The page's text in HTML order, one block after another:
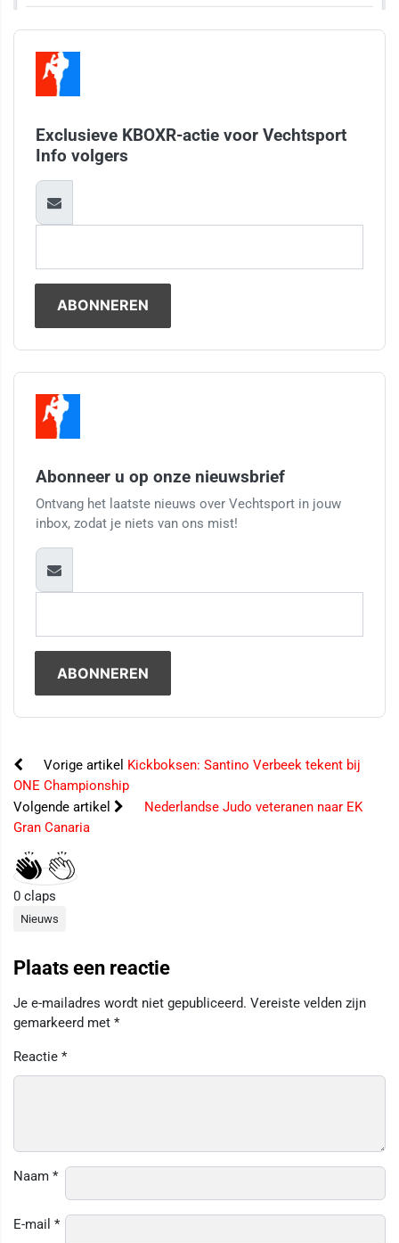
Exclusieve KBOXR-actie voor Vechtsport
Info volgers
Abonneer u op onze nieuwsbrief
Ontvang het laatste nieuws over Vechtsport in jouw
inbox, zodat je niets van ons mist!
Vorige artikel Kickboksen: Santino Verbeek tekent bij
ONE Championship
Volgende artikel
Nederlandse Judo veteranen naar EK
Gran Canaria
0 claps
Nieuws
Plaats een reactie
Je e-mailadres wordt niet gepubliceerd. Vereiste velden zijn
gemarkeerd met *
Reactie *
Naam *
E-mail *